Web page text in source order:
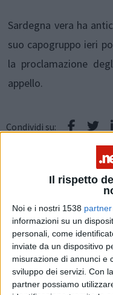
Il rispetto
Noi e i nostri 1538 partner
informazioni su un
personali, come
inviate da un dispositivo
misurazione di annunci e
sviluppo dei servizi. Con
partner possiamo
Sardegna vera ha
suo capogruppo ieri
la proclamazione
appello.
Condividi su:
ARGOMENTI: Consiglio